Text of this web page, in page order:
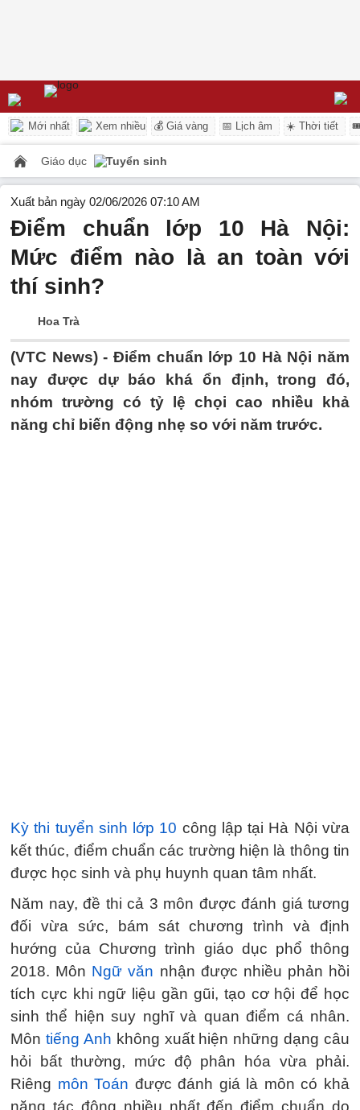
Mới nhất Xem nhiều 💰 Giá vàng 📅 Lịch âm ☀️ Thời tiết
Giáo dục Tuyển sinh
Xuất bản ngày 02/06/2026 07:10 AM
Điểm chuẩn lớp 10 Hà Nội:
Mức điểm nào là an toàn với
thí sinh?
Hoa Trà
(VTC News) - Điểm chuẩn lớp 10 Hà Nội năm
nay được dự báo khá ổn định, trong đó,
nhóm trường có tỷ lệ chọi cao nhiều khả
năng chỉ biến động nhẹ so với năm trước.
Kỳ thi tuyển sinh lớp 10 công lập tại Hà Nội vừa
kết thúc, điểm chuẩn các trường hiện là thông tin
được học sinh và phụ huynh quan tâm nhất.
Năm nay, đề thi cả 3 môn được đánh giá tương
đối vừa sức, bám sát chương trình và định
hướng của Chương trình giáo dục phổ thông
2018. Môn Ngữ văn nhận được nhiều phản hồi
tích cực khi ngữ liệu gần gũi, tạo cơ hội để học
sinh thể hiện suy nghĩ và quan điểm cá nhân.
Môn tiếng Anh không xuất hiện những dạng câu
hỏi bất thường, mức độ phân hóa vừa phải.
Riêng môn Toán được đánh giá là môn có khả
năng tác động nhiều nhất đến điểm chuẩn do